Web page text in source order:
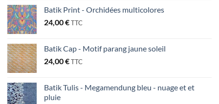
Batik Print - Orchidées multicolores
24,00€TTC
Batik Cap - Motif parang jaune soleil
24,00€TTC
Batik Tulis - Megamendung bleu - nuage et et
pluie